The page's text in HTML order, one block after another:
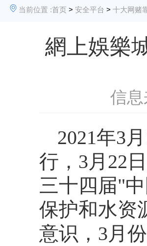
当前位置 :首页 > 安全平台 > 十大网赌
網上娛樂
信
2021年3
行，3月22
三十四届"
保护和水资
意识，3月